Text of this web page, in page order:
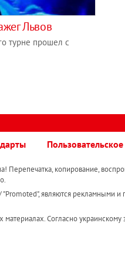
Львов
турне прошел с
копирование,
являются рекламными и
Согласно украинскому